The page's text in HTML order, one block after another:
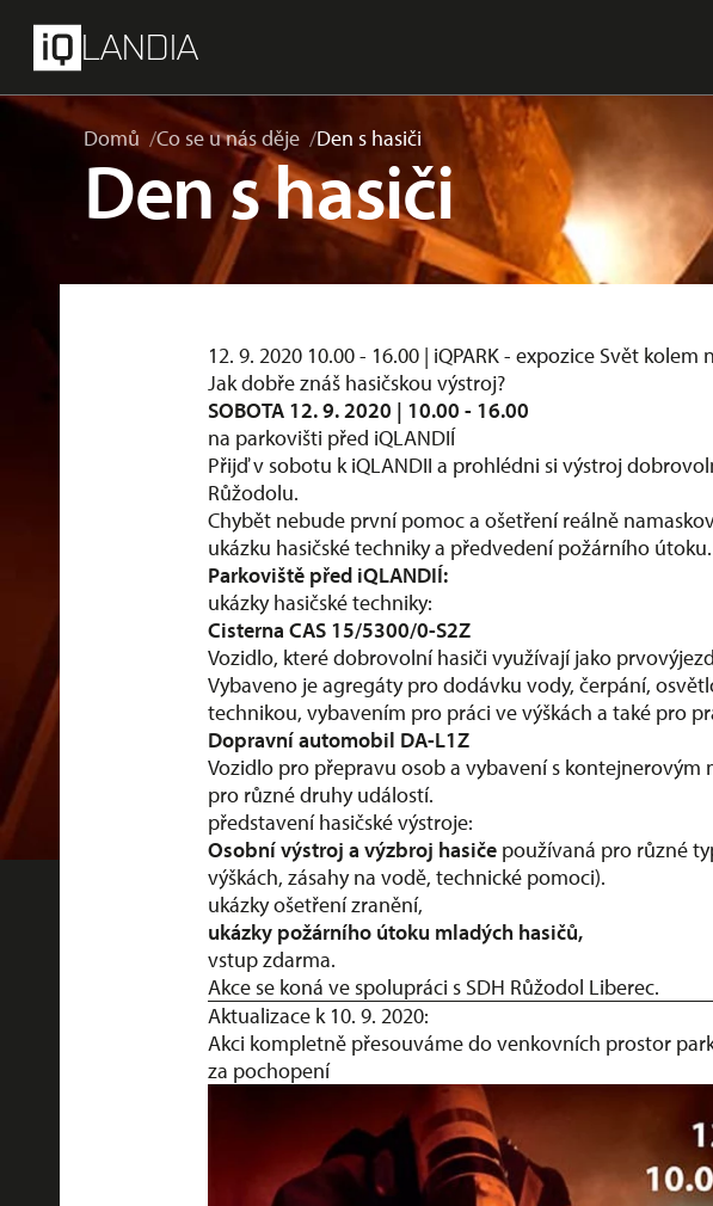
LANDIA
Domů Co se u nás děje Den s hasiči
Den s hasiči
12. 9. 2020 10.00 - 16.00 | iQPARK - expozice Svět
Jak dobře znáš hasičskou výstroj?
SOBOTA 12. 9. 2020 | 10.00 - 16.00
na parkovišti před iQLANDIÍ
Přijď v sobotu k iQLANDII a prohlédni si výstroj
Růžodolu.
Chybět nebude první pomoc a ošetření reálně
ukázku hasičské techniky a předvedení požárního útoku.
Parkoviště před iQLANDIÍ:
ukázky hasičské techniky:
Cisterna CAS 15/5300/0-S2Z
Vozidlo, které dobrovolní hasiči využívají jako
Vybaveno je agregáty pro dodávku vody, čerpání,
technikou, vybavením pro práci ve výškách a také pro
Dopravní automobil DA-L1Z
Vozidlo pro přepravu osob a vybavení s
pro různé druhy událostí.
představení hasičské výstroje:
Osobní výstroj a výzbroj hasiče používaná pro různé
výškách, zásahy na vodě, technické pomoci).
ukázky ošetření zranění,
ukázky požárního útoku mladých hasičů,
vstup zdarma.
Akce se koná ve spolupráci s SDH Růžodol Liberec.
Aktualizace k 10. 9. 2020:
Akci kompletně přesouváme do venkovních prostor
za pochopení